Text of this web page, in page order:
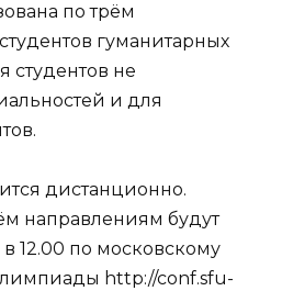
по трём
гуманитарных
студентов не
и для
дистанционно.
направлениям будут
12.00 по московскому
http://conf.sfu-